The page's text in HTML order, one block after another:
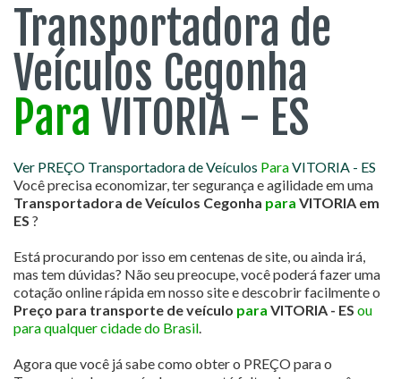
Transportadora de
Veículos Cegonha
Para VITORIA - ES
Ver PREÇO Transportadora de Veículos ParaVITORIA - ES
Você precisa economizar, ter segurança e agilidade em uma
Transportadora de Veículos Cegonha para VITORIA em
ES ?
Está procurando por isso em centenas de site, ou ainda irá,
mas tem dúvidas? Não seu preocupe, você poderá fazer uma
cotação online rápida em nosso site e descobrir facilmente o
Preço para transporte de veículo para VITORIA - ES ou
para qualquer cidade do Brasil.
Agora que você já sabe como obter o PREÇO para o